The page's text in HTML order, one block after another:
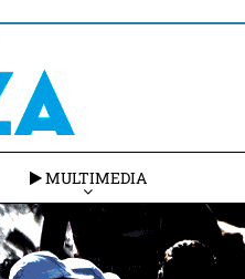
MULTIMEDIA